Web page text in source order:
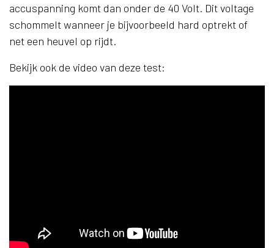
accuspanning komt dan onder de 40 Volt. Dit voltage
schommelt wanneer je bijvoorbeeld hard optrekt of
net een heuvel op rijdt.
Bekijk ook de video van deze test: